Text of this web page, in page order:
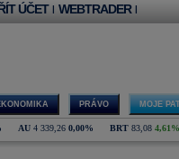
ÚČET | WEBTRADER |
PRÁVO MOJE
AU 4 339,26 0,00% BRT 83,08 4,61%